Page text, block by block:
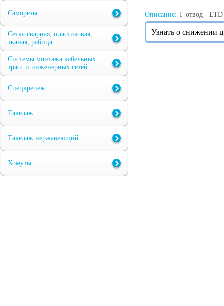
Саморезы
Сетка сварная, пластиковая,
тканая, рабица
Системы монтажа кабельных
трасс и инженерных сетей
Спецкрепеж
Такелаж
Такелаж нержавеющий
Хомуты
Описание: Т-отвод - LTD
Узнать о снижении